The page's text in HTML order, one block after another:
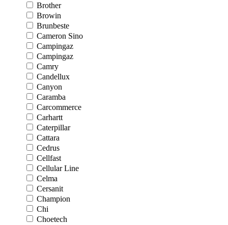
Brother
Browin
Brunbeste
Cameron Sino
Campingaz
Campingaz
Camry
Candellux
Canyon
Caramba
Carcommerce
Carhartt
Caterpillar
Cattara
Cedrus
Cellfast
Cellular Line
Celma
Cersanit
Champion
Chi
Choetech